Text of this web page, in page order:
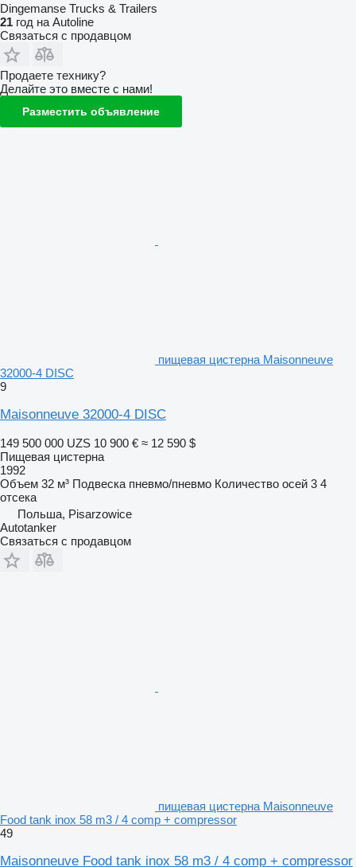
Dingemanse Trucks & Trailers
21 год на Autoline
Связаться с продавцом
Продаете технику?
Делайте это вместе с нами!
Разместить объявление
пищевая цистерна Maisonneuve
32000-4 DISC
9
Maisonneuve 32000-4 DISC
149 500 000 UZS 10 900 € ≈ 12 590 $
Пищевая цистерна
1992
Объем 32 м³ Подвеска пневмо/пневмо Количество осей 3 4
отсека
Польша, Pisarzowice
Autotanker
Связаться с продавцом
пищевая цистерна Maisonneuve
Food tank inox 58 m3 / 4 comp + compressor
49
Maisonneuve Food tank inox 58 m3 / 4 comp + compressor